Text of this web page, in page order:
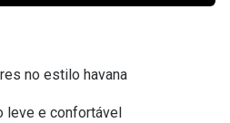
no estilo havana
leve e confortável